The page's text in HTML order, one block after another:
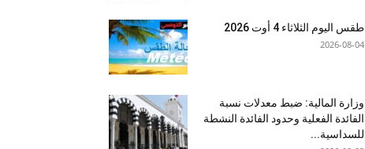
طقس اليوم الثلاثاء 4 أوت 2026
2026-08-04
وزارة المالية: ضبط معدلات نسبة
الفائدة الفعلية وحدود الفائدة النشطة
للسداسية...